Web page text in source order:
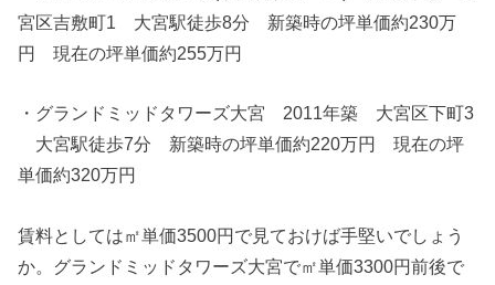
宮区吉敷町1 大宮駅徒歩8分 新築時の坪単価約230万
円 現在の坪単価約255万円
・グランドミッドタワーズ大宮 2011年築 大宮区下町3
大宮駅徒歩7分 新築時の坪単価約220万円 現在の坪
単価約320万円
賃料としては㎡単価3500円で見ておけば手堅いでしょう
か。グランドミッドタワーズ大宮で㎡単価3300円前後で